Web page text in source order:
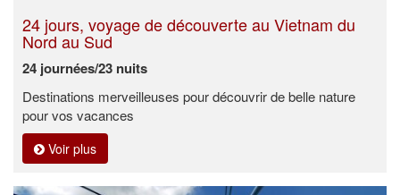
24 jours, voyage de découverte au Vietnam du
Nord au Sud
24 journées/23 nuits
Destinations merveilleuses pour découvrir de belle nature
pour vos vacances
Voir plus